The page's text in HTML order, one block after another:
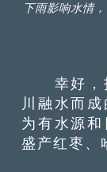
下雨影响水情
幸好，托
川融水而
为有水源和
盛产红枣、